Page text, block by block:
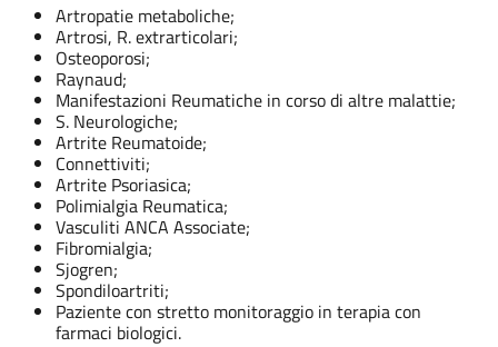
Artropatie metaboliche;
Artrosi, R. extrarticolari;
Osteoporosi;
Raynaud;
Manifestazioni Reumatiche in corso di altre malattie;
S. Neurologiche;
Artrite Reumatoide;
Connettiviti;
Artrite Psoriasica;
Polimialgia Reumatica;
Vasculiti ANCA Associate;
Fibromialgia;
Sjogren;
Spondiloartriti;
Paziente con stretto monitoraggio in terapia con
farmaci biologici.